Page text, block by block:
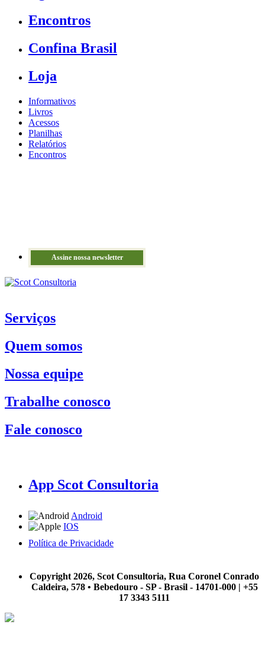
Encontros
Confina Brasil
Loja
Informativos
Livros
Acessos
Planilhas
Relatórios
Encontros
Assine nossa newsletter
Serviços
Quem somos
Nossa equipe
Trabalhe conosco
Fale conosco
App Scot Consultoria
Android
IOS
Política de Privacidade
Copyright 2026, Scot Consultoria, Rua Coronel Conrado
Caldeira, 578 • Bebedouro - SP - Brasil - 14701-000 | +55
17 3343 5111